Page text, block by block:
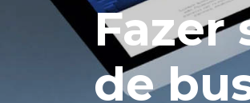
Fazer
de